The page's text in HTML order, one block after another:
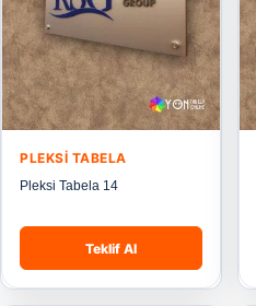
PLEKSI TABELA
Pleksi Tabela 14
Teklif Al